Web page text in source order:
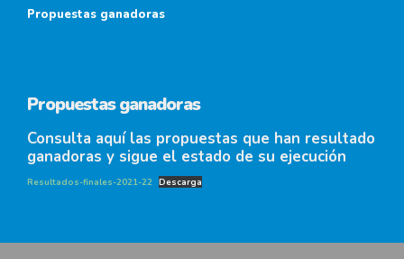
Propuestas ganadoras
Propuestas ganadoras
Consulta aquí las propuestas que han resultado
ganadoras y sigue el estado de su ejecución
Resultados-finales-2021-22 Descarga